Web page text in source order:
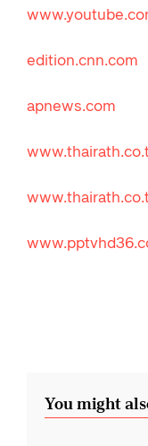
edition.cnn.com
apnews.com
You might